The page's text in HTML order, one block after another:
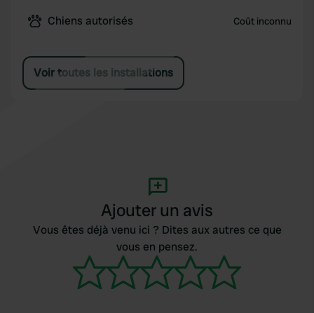
Chiens autorisés Coût inconnu
Voir toutes les installations
Ajouter un avis
Vous êtes déjà venu ici ? Dites aux autres ce que
vous en pensez.